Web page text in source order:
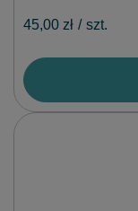
45,00 zł / szt.